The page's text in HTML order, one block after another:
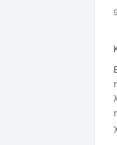
Παιχνίδια & Υλικά
Στοματοκινητική